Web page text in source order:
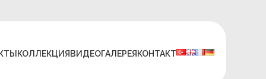
КОЛЛЕКЦИЯВИДЕОГАЛЕРЕЯКОНТАКТ